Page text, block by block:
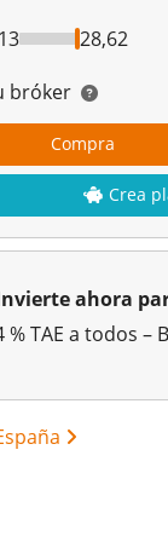
28,62
bróker
Compra
Crea
ahora
% TAE a todos –